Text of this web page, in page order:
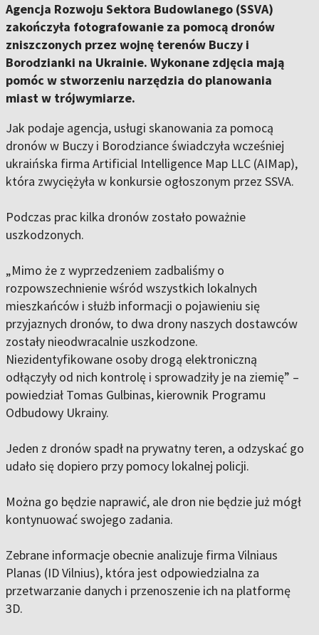
Agencja Rozwoju Sektora Budowlanego (SSVA)
zakończyła fotografowanie za pomocą dronów
zniszczonych przez wojnę terenów Buczy i
Borodzianki na Ukrainie. Wykonane zdjęcia mają
pomóc w stworzeniu narzędzia do planowania
miast w trójwymiarze.
Jak podaje agencja, usługi skanowania za pomocą
dronów w Buczy i Borodziance świadczyła wcześniej
ukraińska firma Artificial Intelligence Map LLC (AIMap),
która zwyciężyła w konkursie ogłoszonym przez SSVA.
Podczas prac kilka dronów zostało poważnie
uszkodzonych.
„Mimo że z wyprzedzeniem zadbaliśmy o
rozpowszechnienie wśród wszystkich lokalnych
mieszkańców i służb informacji o pojawieniu się
przyjaznych dronów, to dwa drony naszych dostawców
zostały nieodwracalnie uszkodzone.
Niezidentyfikowane osoby drogą elektroniczną
odłączyły od nich kontrolę i sprowadziły je na ziemię” –
powiedział Tomas Gulbinas, kierownik Programu
Odbudowy Ukrainy.
Jeden z dronów spadł na prywatny teren, a odzyskać go
udało się dopiero przy pomocy lokalnej policji.
Można go będzie naprawić, ale dron nie będzie już mógł
kontynuować swojego zadania.
Zebrane informacje obecnie analizuje firma Vilniaus
Planas (ID Vilnius), która jest odpowiedzialna za
przetwarzanie danych i przenoszenie ich na platformę
3D.